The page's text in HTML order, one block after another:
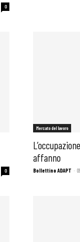
0
0
Mercato del lavoro
affanno
Bollettino ADAPT -